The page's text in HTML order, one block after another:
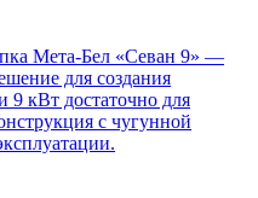
Мета-Бел «Севан 9» —
для создания
9 кВт достаточно для
с чугунной